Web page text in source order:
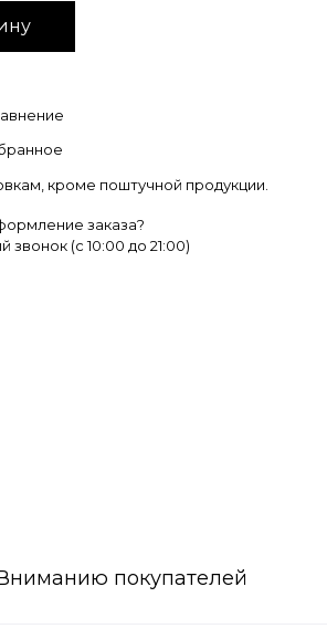
кроме поштучной продукции.
заказа?
звонок (c 10:00 до 21:00)
покупателей